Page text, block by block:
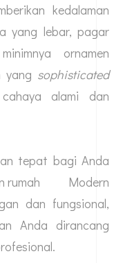
kedalaman
yang lebar, pagar
ornamen
yang sophisticated
alami dan
tepat bagi Anda
rumah Modern
dan fungsional,
Anda dirancang